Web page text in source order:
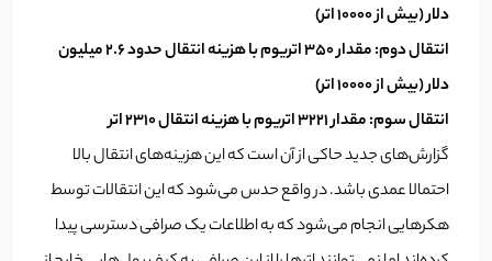
دلار (بیش از 10000 اتر)
انتقال دوم: مقدار 350 اتریوم با هزینه انتقال حدود 2.6 میلیون
دلار (بیش از 10000 اتر)
انتقال سوم: مقدار 3221 اتریوم با هزینه انتقال 2310 اتر
گزارش‌های جدید حاکی از آن است که این هزینه‌های انتقال بالا
احتمالا عمدی باشد. در واقع حدس می‌شود که این انتقالات توسط
هکرهایی انجام می‌شود که به اطلاعات یک صرافی دسترسی پیدا